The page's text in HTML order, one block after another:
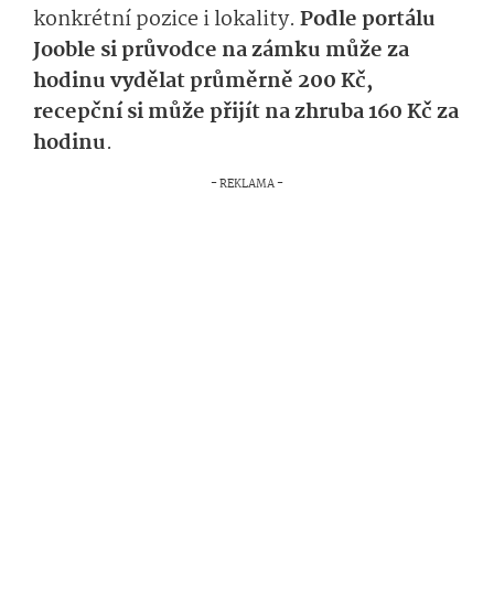
konkrétní pozice i lokality. Podle portálu
Jooble si průvodce na zámku může za
hodinu vydělat průměrně 200 Kč,
recepční si může přijít na zhruba 160 Kč za
hodinu.